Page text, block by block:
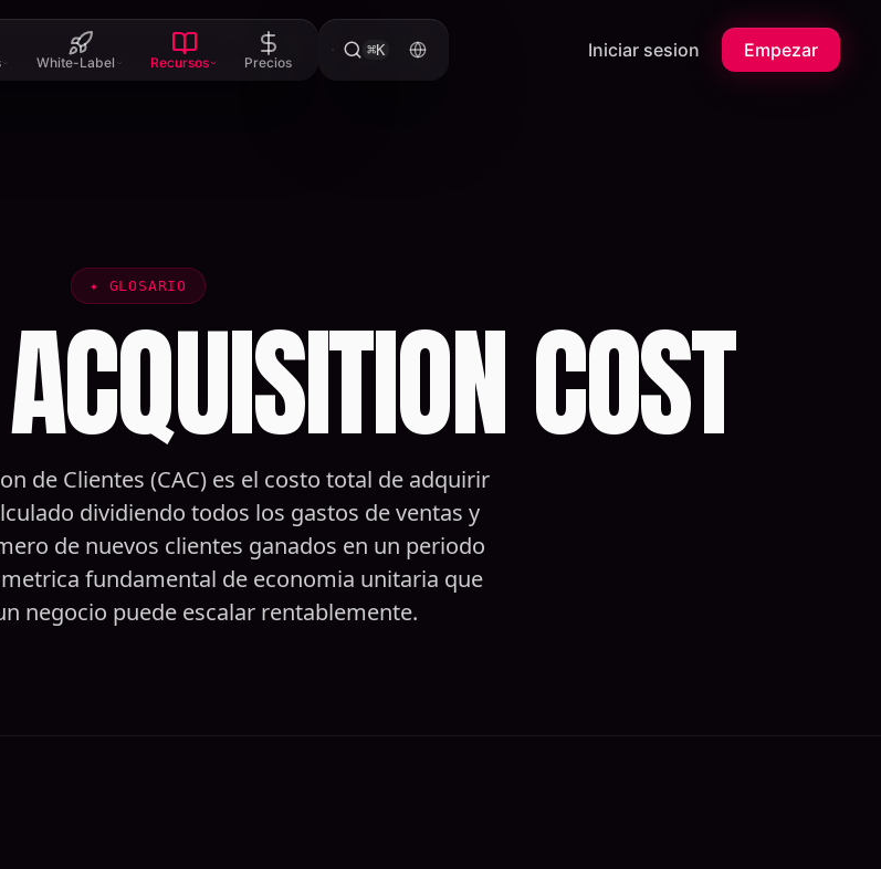
White-Label Recursos Precios
⌘K Iniciar sesion Empezar
✦ GLOSARIO
COST
de Clientes (CAC) es el costo total de adquirir
dividiendo todos los gastos de ventas y
de nuevos clientes ganados en un periodo
metrica fundamental de economia unitaria que
negocio puede escalar rentablemente.